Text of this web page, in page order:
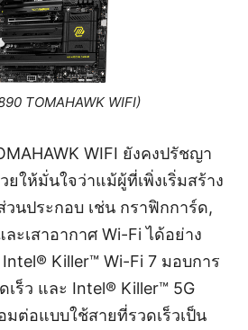
TOMAHAWK WIFI)
WIFI ยังคงปรัชญา
ยให้มั่นใจว่าแม้ผู้ที่เพิ่งเริ่มสร้าง
นประกอบ เช่น กราฟิกการ์ด,
ะเสาอากาศ Wi-Fi ได้อย่าง
Killer™ Wi-Fi 7 มอบการ
เร็ว และ Intel® Killer™ 5G
มต่อแบบใช้สายที่รวดเร็วเป็น